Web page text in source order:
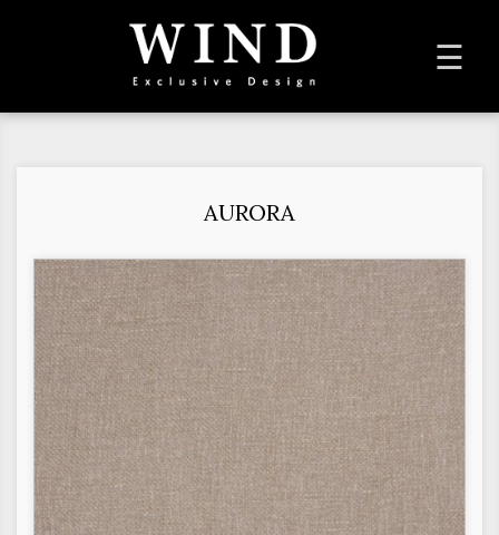
☰
AURORA